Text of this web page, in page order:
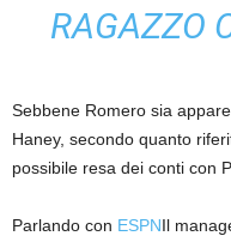
RAGAZZO
Sebbene Romero sia
Haney, secondo quanto
possibile resa dei conti con
Parlando con ESPNIl